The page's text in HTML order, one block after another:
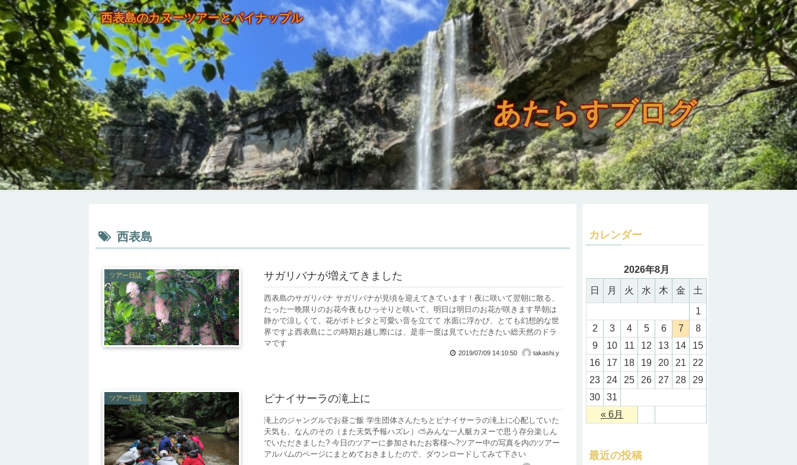
西表島のカヌーツアーとパイナップル
あたらすブログ
西表島
ツアー日誌 サガリバナが増えてきました
西表島のサガリバナ サガリバナが見頃を迎えてきています！夜に咲いて翌朝に散る、
たった一晩限りのお花今夜もひっそりと咲いて、明日は明日のお花が咲きます早朝は
静かで涼しくて、花がポトピタと可愛い音を立てて 水面に浮かび、とても幻想的な世
界ですよ西表島にこの時期お越し際には、是非一度は見ていただきたい総天然のドラ
マです
2019/07/09 14:10:50 takashi.y
ツアー日誌 ピナイサーラの滝上に
滝上のジャングルでお昼ご飯 学生団体さんたちとピナイサーラの滝上に心配していた
天気も、なんのその（また天気予報ハズレ）⛅みんな一人艇カヌーで思う存分楽しん
でいただきました? 今日のツアーに参加されたお客様へ?ツアー中の写真を内のツアー
アルバムのページにまとめておきましたので、ダウンロードしてみて下さい
カレンダー
2026年8月
日 月 火 水 木 金 土
« 6月
1
2
3 4 5 6 7
8
9
10 11 12 13 14
15
16
17 18 19 20 21
22
23
24 25 26 27 28
29
30
31
最近の投稿